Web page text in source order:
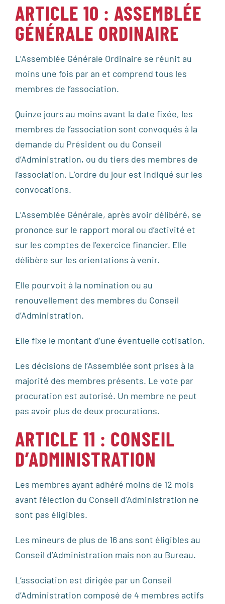
ARTICLE 10 : ASSEMBLÉE
GÉNÉRALE ORDINAIRE
L’Assemblée Générale Ordinaire se réunit au
moins une fois par an et comprend tous les
membres de l’association.
Quinze jours au moins avant la date fixée, les
membres de l’association sont convoqués à la
demande du Président ou du Conseil
d’Administration, ou du tiers des membres de
l’association. L’ordre du jour est indiqué sur les
convocations.
L’Assemblée Générale, après avoir délibéré, se
prononce sur le rapport moral ou d’activité et
sur les comptes de l’exercice financier. Elle
délibère sur les orientations à venir.
Elle pourvoit à la nomination ou au
renouvellement des membres du Conseil
d’Administration.
Elle fixe le montant d’une éventuelle cotisation.
Les décisions de l’Assemblée sont prises à la
majorité des membres présents. Le vote par
procuration est autorisé. Un membre ne peut
pas avoir plus de deux procurations.
ARTICLE 11 : CONSEIL
D’ADMINISTRATION
Les membres ayant adhéré moins de 12 mois
avant l’élection du Conseil d’Administration ne
sont pas éligibles.
Les mineurs de plus de 16 ans sont éligibles au
Conseil d’Administration mais non au Bureau.
L’association est dirigée par un Conseil
d’Administration composé de 4 membres actifs